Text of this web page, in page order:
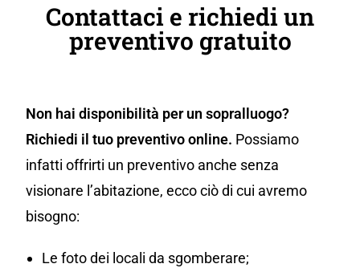
Contattaci e richiedi un
preventivo gratuito
Non hai disponibilità per un sopralluogo?
Richiedi il tuo preventivo online. Possiamo
infatti offrirti un preventivo anche senza
visionare l’abitazione, ecco ciò di cui avremo
bisogno:
Le foto dei locali da sgomberare;